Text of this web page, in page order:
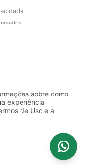
sobre como
experiência
de Usoe a